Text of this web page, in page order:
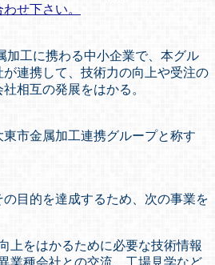
せ下さい。
工に携わる中小企業で、本グル
連携して、技術力の向上や受注の
相互の発展をはかる。
市金属加工連携グループと称す
目的を達成するため、次の事業を
上をはかるために必要な技術情報
業種会社との交流、工場見学など